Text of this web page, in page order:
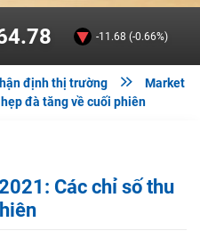
-11.68 (-0.66%)
định thị trường 
Market
đà tăng về cuối phiên
Các chỉ số thu